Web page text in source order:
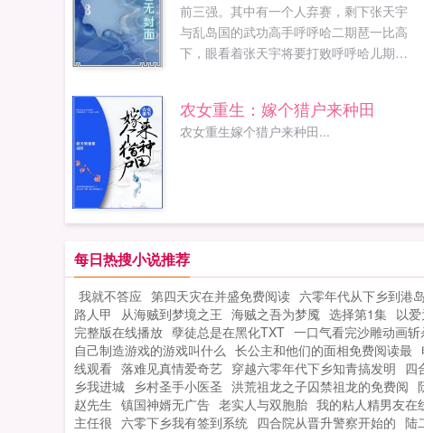
前三强。其中有一个人弃赛，剩下张天宇
与乱岛国的武功高手呼呼哈二期琶一比高
下，眼看着张天宇将要打败呼呼哈儿期
迎，打败了呼呼哈儿期琶。获得世界武林
大赛冠军。...
农女重生：嫁个猎户来种田
农女重生嫁个猎户来种田...
每日热搜小说推荐
我就不答应 第四天灾在并盛免费阅读 六零年代从下乡到港
路人甲
从海贼到梦境之王 海贼之吾为梦魇 选择第1集 以
完整版在线播放 孽徒总是在黑化TXT 一口气看完沙雕动画斩
自己制造游戏的游戏叫什么 长公主和他们的面相免费阅读最
线观看 落难见真情爱奇艺 穿越六零年代下乡知青搞发明 四
乡我进城 乡村圣手小医圣 洪荒祖龙之子囚禁祖龙的免费阅
赵先生 镇国神婿无广告 老实人与双胞胎 我的粘人精男友在
主任很 六零下乡我有签到系统 四合院从晋升警察开始的 陆